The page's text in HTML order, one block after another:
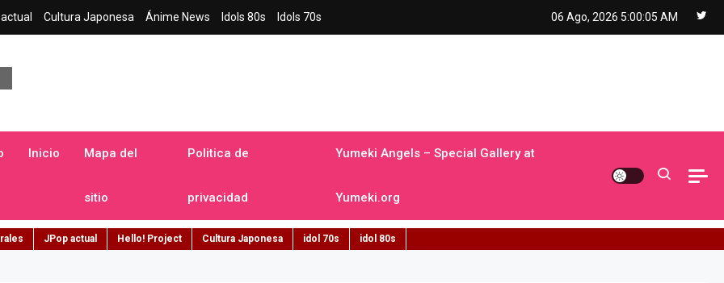
Cultura Japonesa Ánime News Idols 80s Idols 70s 06 Ago, 2026 5:00:06 AM
Inicio Mapa del
sitio
Politica de
privacidad
Yumeki Angels – Special Gallery at
Yumeki.org
JPop actual Hello! Project Cultura Japonesa idol 70s idol 80s